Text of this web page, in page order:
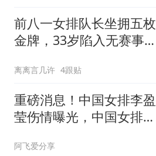
前八一女排队长坐拥五枚
金牌，33岁陷入无赛事可
离离言几许 4跟贴
重磅消息！中国女排李盈
莹伤情曝光，中国女排两
阿飞爱分享